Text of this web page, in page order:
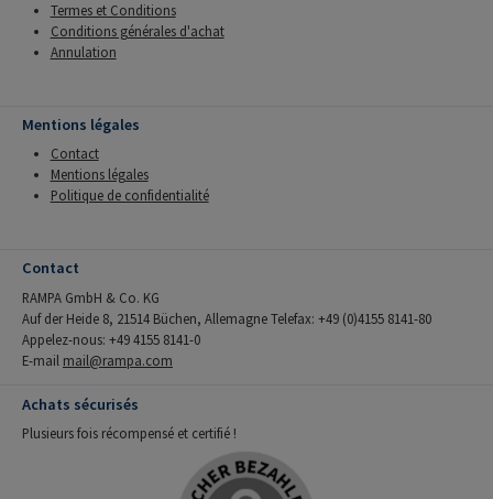
Termes et Conditions
Conditions générales d'achat
Annulation
Mentions légales
Contact
Mentions légales
Politique de confidentialité
Contact
RAMPA GmbH & Co. KG
Auf der Heide 8, 21514 Büchen, Allemagne Telefax: +49 (0)4155 8141-80
Appelez-nous: +49 4155 8141-0
E-mail mail@rampa.com
Achats sécurisés
Plusieurs fois récompensé et certifié !